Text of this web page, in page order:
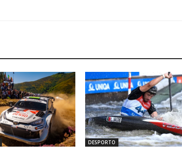
DESPORTO